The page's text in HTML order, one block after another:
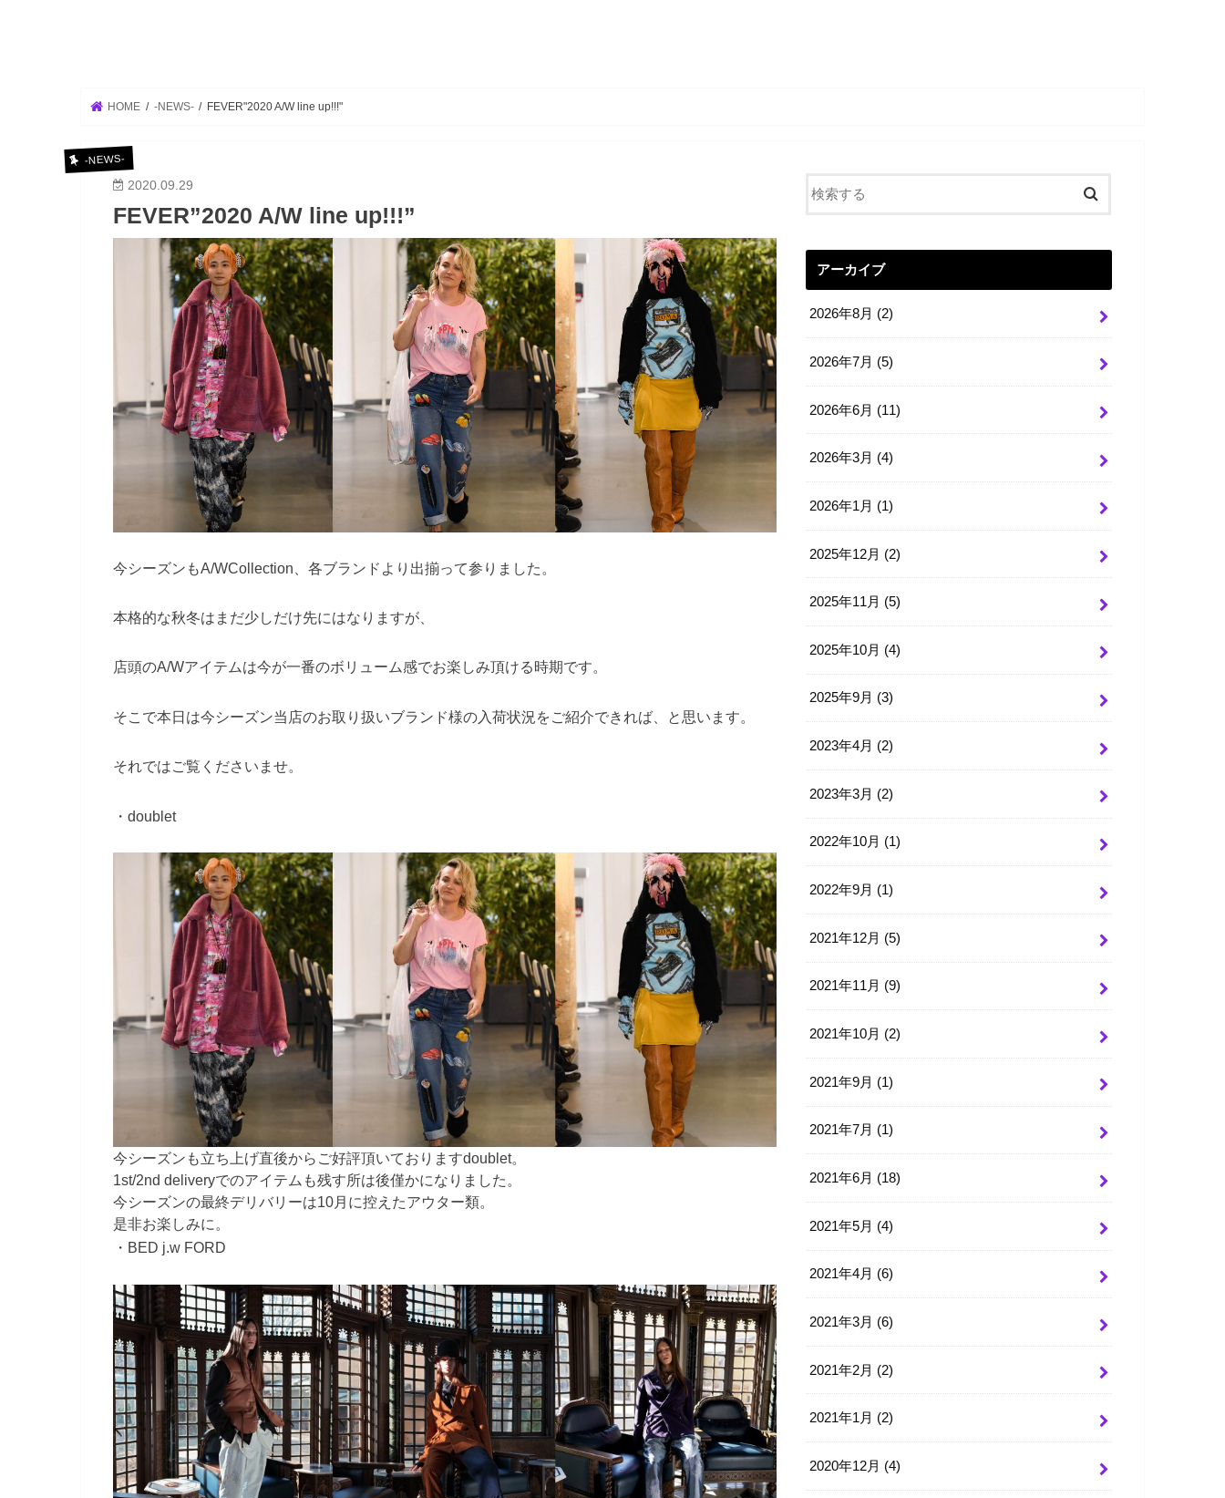
HOME -NEWS- FEVER"2020 A/W line up!!!"
-NEWS-
2020.09.29
FEVER”2020 A/W line up!!!”
今シーズンもA/WCollection、各ブランドより出揃って参りました。
本格的な秋冬はまだ少しだけ先にはなりますが、
店頭のA/Wアイテムは今が一番のボリューム感でお楽しみ頂ける時期です。
そこで本日は今シーズン当店のお取り扱いブランド様の入荷状況をご紹介できれば、と思います。
それではご覧くださいませ。
・doublet
今シーズンも立ち上げ直後からご好評頂いておりますdoublet。
1st/2nd deliveryでのアイテムも残す所は後僅かになりました。
今シーズンの最終デリバリーは10月に控えたアウター類。
是非お楽しみに。
・BED j.w FORD
アーカイブ
2026年8月 (2)
2026年7月 (5)
2026年6月 (11)
2026年3月 (4)
2026年1月 (1)
2025年12月 (2)
2025年11月 (5)
2025年10月 (4)
2025年9月 (3)
2023年4月 (2)
2023年3月 (2)
2022年10月 (1)
2022年9月 (1)
2021年12月 (5)
2021年11月 (9)
2021年10月 (2)
2021年9月 (1)
2021年7月 (1)
2021年6月 (18)
2021年5月 (4)
2021年4月 (6)
2021年3月 (6)
2021年2月 (2)
2021年1月 (2)
2020年12月 (4)